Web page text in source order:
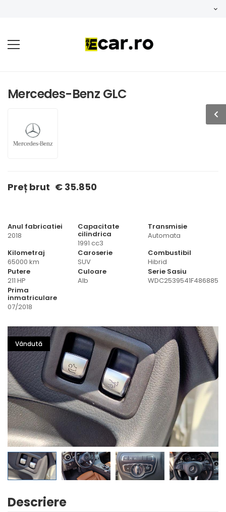
Mercedes-Benz GLC
Preț brut € 35.850
Anul fabricatiei
2018
Capacitate
cilindrica
1991 cc3
Transmisie
Automata
Kilometraj
65000 km
Caroserie
SUV
Combustibil
Hibrid
Putere
211 HP
Culoare
Alb
Serie Sasiu
WDC2539541F486885
Prima
inmatriculare
07/2018
Vândută
Descriere